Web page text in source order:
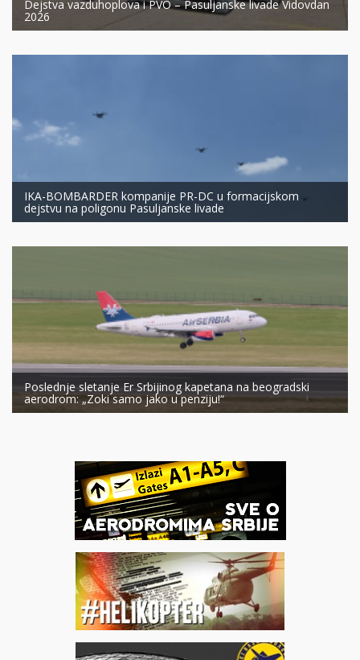
Dejstva vazduhoplova i PVO – Pasuljanske livade Vidovdan
2026
IKA-BOMBARDER kompanije PR-DC u formacijskom
dejstvu na poligonu Pasuljanske livade
Poslednje sletanje Er Srbijinog kapetana na beogradski
aerodrom: „Zoki samo jako u penziju!“